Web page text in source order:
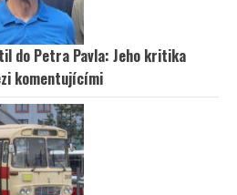
do Petra Pavla: Jeho kritika
komentujícími